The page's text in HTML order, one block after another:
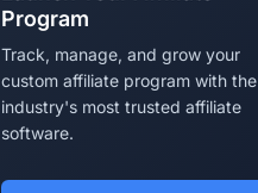
Program
Track, manage, and grow your
custom affiliate program with the
industry's most trusted affiliate
software.